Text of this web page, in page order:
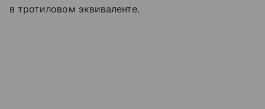
в тротиловом эквиваленте.